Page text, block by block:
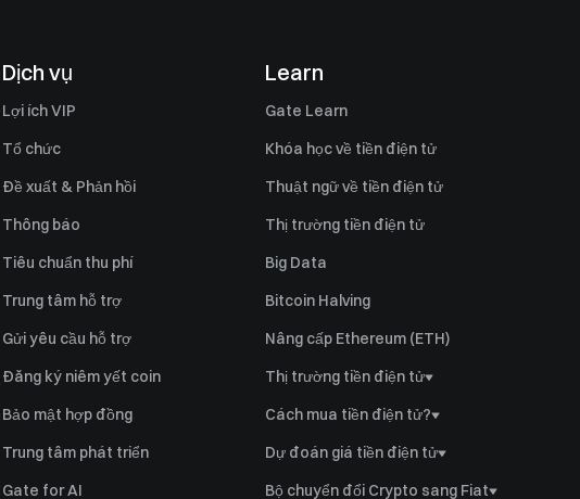
Dịch vụ
Lợi ích VIP
Tổ chức
Đề xuất & Phản hồi
Thông báo
Tiêu chuẩn thu phí
Trung tâm hỗ trợ
Gửi yêu cầu hỗ trợ
Đăng ký niêm yết coin
Bảo mật hợp đồng
Trung tâm phát triển
Gate for AI
Learn
Gate Learn
Khóa học về tiền điện tử
Thuật ngữ về tiền điện tử
Thị trường tiền điện tử
Big Data
Bitcoin Halving
Nâng cấp Ethereum (ETH)
Thị trường tiền điện tử
Cách mua tiền điện tử?
Dự đoán giá tiền điện tử
Bộ chuyển đổi Crypto sang Fiat